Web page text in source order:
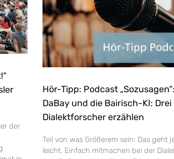
der
Hör-Tipp: Podcast „Sozusagen“:
DaBay und die Bairisch-KI: Drei
Dialektforscher erzählen
Teil von was Größerem sein: Das geht
leicht. Einfach mitmachen bei der